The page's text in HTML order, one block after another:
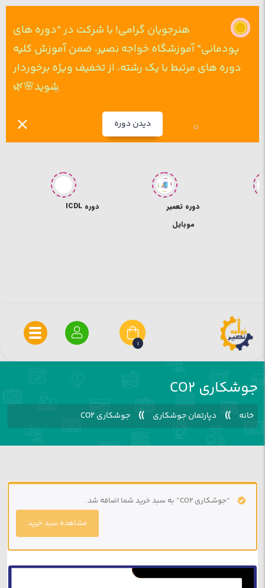
هنرجویان گرامی! با شرکت در "دوره های
پودمانی" آموزشگاه خواجه نصیر، ضمن آموزش کلیه
دوره های مرتبط با یک رشته، از تخفیف ویژه برخوردار
شوید🌸🌿
دیدن دوره
دوره تعمیر
موبایل
دوره ICDL
1
جوشکاری CO2
خانه » دپارتمان جوشکاری » جوشکاری CO2
“جوشکاری CO2” به سبد خرید شما اضافه شد.
مشاهده سبد خرید